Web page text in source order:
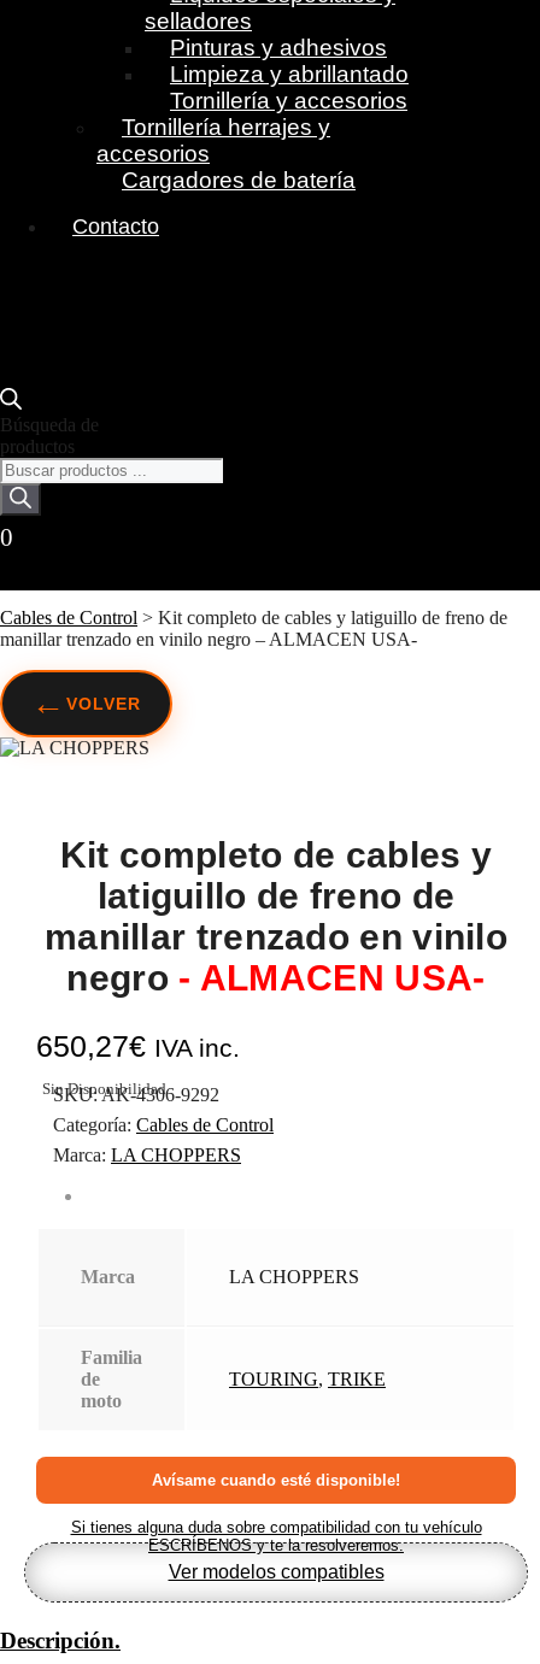
Cables de Control > Kit completo de cables y latiguillo de freno de
manillar trenzado en vinilo negro – ALMACEN USA-
selladores
Pinturas y adhesivos
Limpieza y abrillantado
Tornillería y accesorios
Tornillería herrajes y
accesorios
Cargadores de batería
Contacto
Búsqueda de
productos
0
← VOLVER
Kit completo de cables y
latiguillo de freno de
manillar trenzado en vinilo
negro - ALMACEN USA-
650,27€ IVA inc.
Sin Disponibilidad
SKU:AK-4306-9292
Categoría: Cables de Control
Marca: LA CHOPPERS
Marca LA CHOPPERS
Familia
de
moto
TOURING, TRIKE
Si tienes alguna duda sobre compatibilidad con tu vehículo
ESCRÍBENOS y te la resolveremos.
Ver modelos compatibles
Descripción.